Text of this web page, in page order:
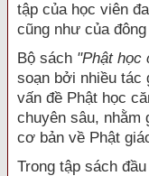
tập của học viên
cũng như của
Bộ sách "Phật học
soạn bởi nhiều
vấn đề Phật học
chuyên sâu, nhằm
cơ bản về Phật
Trong tập sách